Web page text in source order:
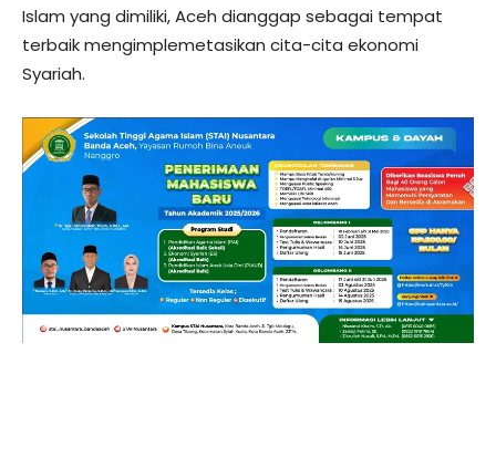
Islam yang dimiliki, Aceh dianggap sebagai tempat
terbaik mengimplemetasikan cita-cita ekonomi
Syariah.